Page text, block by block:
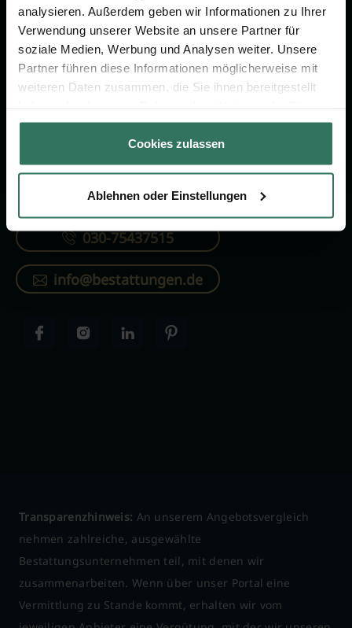
analysieren. Außerdem geben wir Informationen zu Ihrer
Verwendung unserer Website an unsere Partner für
soziale Medien, Werbung und Analysen weiter. Unsere
Partner führen diese Informationen möglicherweise mit
weiteren Daten zusammen, die Sie ihnen bereitgestellt
gesammelt haben.
Cookies zulassen
Ablehnen oder Einstellungen
FÜR SIE
Vergleich
Verzeichnis
FÜR BESTATTER
Online-Portal
KONTAKTIEREN SIE UNS
030-75437515
info@bestattungen.de
Transparenzhinweis: An unserem Angebotsvergleich
nehmen zahlreiche, ausgewählte
Bestattungsunternehmen teil, mit denen wir
zusammenarbeiten. Wenn über unser Portal eine
Vermittlung zu Stande kommt, erhalten wir vom